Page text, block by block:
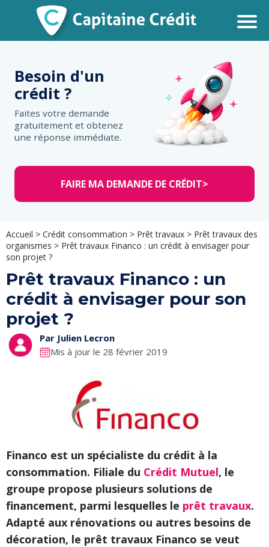
Besoin d'un
crédit ?
Faites votre demande
gratuitement et obtenez
une réponse immédiate.
FAIRE MA DEMANDE DE CRÉDIT>
Accueil > Crédit consommation > Prêt travaux > Prêt travaux des
organismes > Prêt travaux Financo : un crédit à envisager pour
son projet ?
Prêt travaux Financo : un
crédit à envisager pour son
projet ?
Par Julien Lecron
Mis à jour le 28 février 2019
Financo est un spécialiste du crédit à la
consommation. Filiale du Crédit Mutuel, le
groupe propose plusieurs solutions de
financement, parmi lesquelles le prêt travaux.
Adapté aux rénovations ou autres besoins de
décoration, le prêt travaux Financo se veut